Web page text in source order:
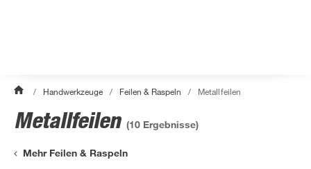
/ Handwerkzeuge / Feilen & Raspeln / Metallfeilen
Metallfeilen (10 Ergebnisse)
Mehr Feilen & Raspeln